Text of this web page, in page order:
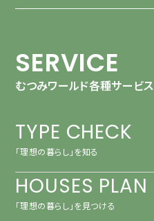
SERVICE
むつみワールド各種サービス
TYPE CHECK
「理想の暮らし」を知る
HOUSES PLAN
「理想の暮らし」を見つける